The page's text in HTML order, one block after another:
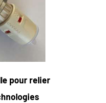
pour relier